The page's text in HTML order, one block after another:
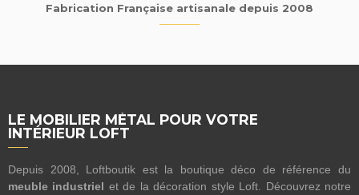
Fabrication Française artisanale depuis 2008
LE MOBILIER MÉTAL POUR VOTRE
INTÉRIEUR LOFT
Depuis 2008, Loftboutik est la boutique déco de référence du
meuble industriel et de la décoration style Loft. Découvrez notre